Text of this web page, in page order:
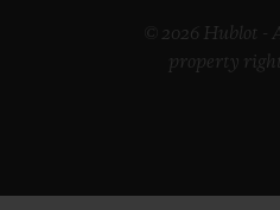
© 2026 Hublot -
property